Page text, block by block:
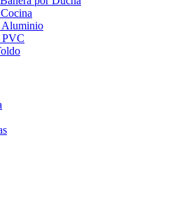
Aluminio
PVC